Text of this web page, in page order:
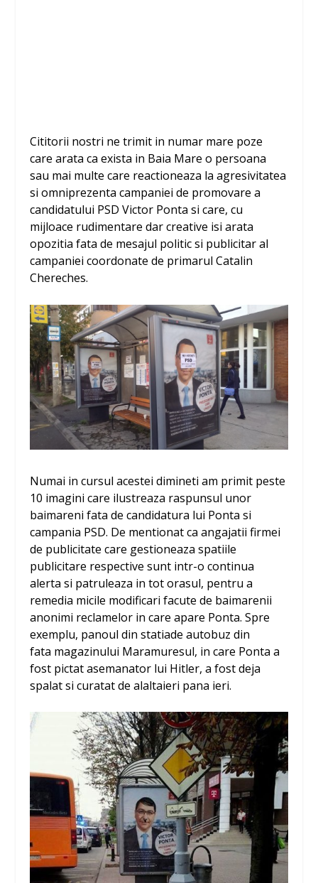
Cititorii nostri ne trimit in numar mare poze
care arata ca exista in Baia Mare o persoana
sau mai multe care reactioneaza la agresivitatea
si omniprezenta campaniei de promovare a
candidatului PSD Victor Ponta si care, cu
mijloace rudimentare dar creative isi arata
opozitia fata de mesajul politic si publicitar al
campaniei coordonate de primarul Catalin
Chereches.
Numai in cursul acestei dimineti am primit peste
10 imagini care ilustreaza raspunsul unor
baimareni fata de candidatura lui Ponta si
campania PSD. De mentionat ca angajatii firmei
de publicitate care gestioneaza spatiile
publicitare respective sunt intr-o continua
alerta si patruleaza in tot orasul, pentru a
remedia micile modificari facute de baimarenii
anonimi reclamelor in care apare Ponta. Spre
exemplu, panoul din statiade autobuz din
fata magazinului Maramuresul, in care Ponta a
fost pictat asemanator lui Hitler, a fost deja
spalat si curatat de alaltaieri pana ieri.